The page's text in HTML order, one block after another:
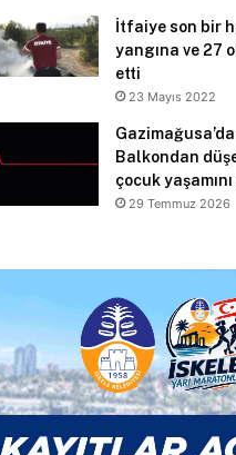
İtfaiye son bir
yangına ve 27
etti
23 Mayıs 2022
Balkondan
çocuk
29 Temmuz 2026